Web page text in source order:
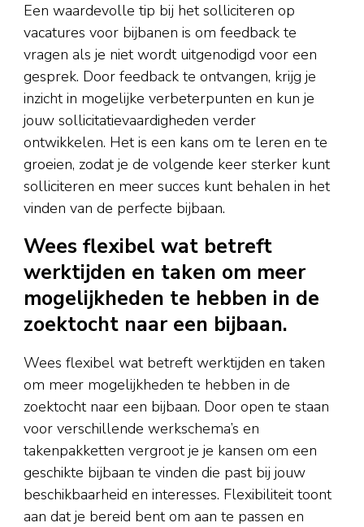
Een waardevolle tip bij het solliciteren op
vacatures voor bijbanen is om feedback te
vragen als je niet wordt uitgenodigd voor een
gesprek. Door feedback te ontvangen, krijg je
inzicht in mogelijke verbeterpunten en kun je
jouw sollicitatievaardigheden verder
ontwikkelen. Het is een kans om te leren en te
groeien, zodat je de volgende keer sterker kunt
solliciteren en meer succes kunt behalen in het
vinden van de perfecte bijbaan.
Wees flexibel wat betreft
werktijden en taken om meer
mogelijkheden te hebben in de
zoektocht naar een bijbaan.
Wees flexibel wat betreft werktijden en taken
om meer mogelijkheden te hebben in de
zoektocht naar een bijbaan. Door open te staan
voor verschillende werkschema’s en
takenpakketten vergroot je je kansen om een
geschikte bijbaan te vinden die past bij jouw
beschikbaarheid en interesses. Flexibiliteit toont
aan dat je bereid bent om aan te passen en